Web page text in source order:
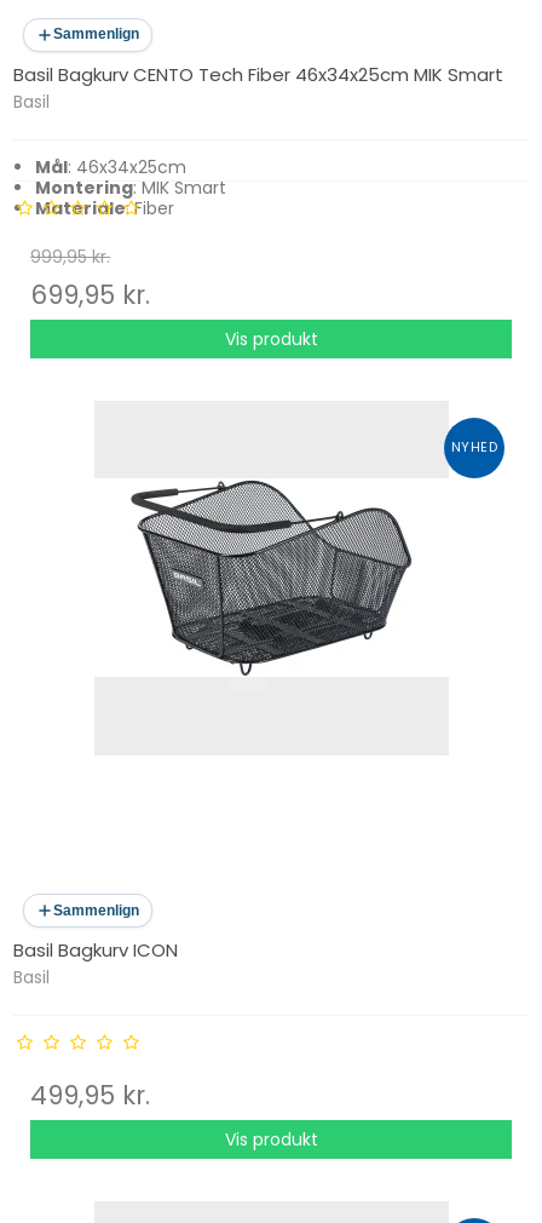
Sammenlign
Basil Bagkurv CENTO Tech Fiber 46x34x25cm MIK Smart
Basil
Mål: 46x34x25cm
Montering: MIK Smart
Materiale: Fiber
999,95 kr.
699,95 kr.
Vis produkt
NYHED
Sammenlign
Basil Bagkurv ICON
Basil
499,95 kr.
Vis produkt